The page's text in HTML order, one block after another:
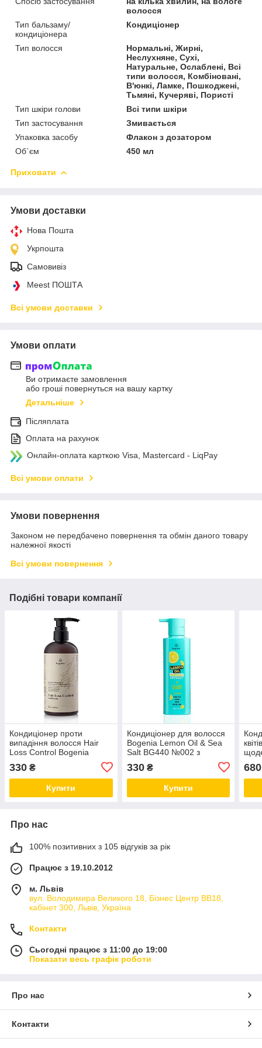
волосся
Тип бальзаму/
кондиціонера
Кондиціонер
Тип волосся
Нормальні, Жирні,
Неслухняне, Сухі,
Натуральне, Ослаблені, Всі
типи волосся, Комбіновані,
В'юнкі, Ламке, Пошкоджені,
Тьмяні, Кучеряві, Пористі
Тип шкіри голови
Всі типи шкіри
Тип застосування
Змивається
Упаковка засобу
Флакон з дозатором
Об`єм
450 мл
Приховати
Умови доставки
Нова Пошта
Укрпошта
Самовивіз
Meest ПОШТА
Всі умови доставки
Умови оплати
Ви отримаєте замовлення
або гроші повернуться на вашу картку
Детальніше
Післяплата
Оплата на рахунок
Онлайн-оплата карткою Visa, Mastercard - LiqPay
Всі умови оплати
Умови повернення
Законом не передбачено повернення та обмін даного товару
належної якості
Всі умови повернення
Подібні товари компанії
Кондиціонер проти
випадіння волосся Hair
Loss Control Bogenia
330 ₴
Купити
Кондиціонер для волосся
Bogenia Lemon Oil & Sea
Salt BG440 №002 з
екстрактом морської солі
та олією лимона, 450 мл
330₴
Купити
680
Про нас
100% позитивних з 105 відгуків за рік
Працює з 19.10.2012
м. Львів
вул. Володимира Великого 18, Бізнес Центр ВВ18,
кабінет 300, Львів, Україна
Контакти
Сьогодні працює з 11:00 до 19:00
Показати весь графік роботи
Про нас
Контакти